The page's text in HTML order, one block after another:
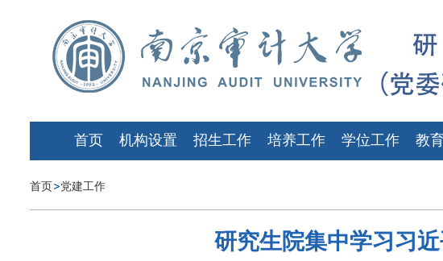
首页 机构设置 招生工作 培养工作 学位工作 教
首页 党建工作
研究生院集中学习习